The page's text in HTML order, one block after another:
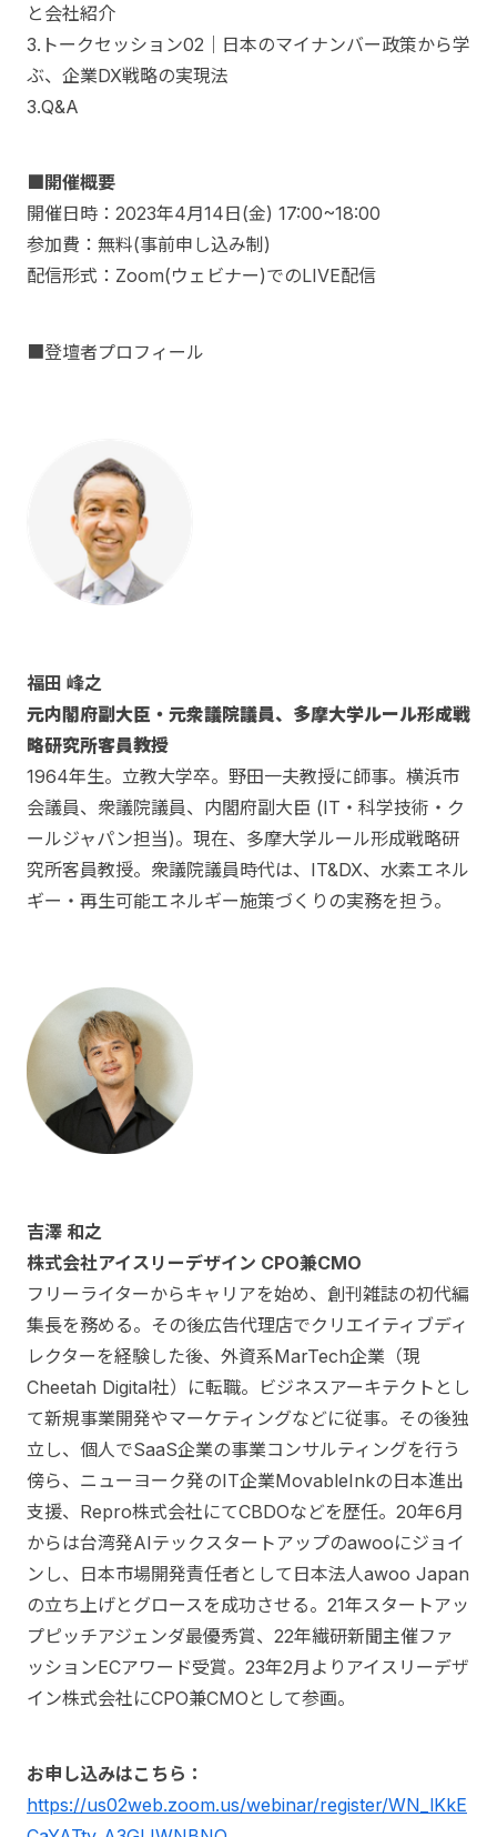
と会社紹介
3.トークセッション02｜日本のマイナンバー政策から学
ぶ、企業DX戦略の実現法
3.Q&A
■開催概要
開催日時：2023年4月14日(金) 17:00~18:00
参加費：無料(事前申し込み制)
配信形式：Zoom(ウェビナー)でのLIVE配信
■登壇者プロフィール
福田 峰之
元内閣府副大臣・元衆議院議員、多摩大学ルール形成戦
略研究所客員教授
1964年生。立教大学卒。野田一夫教授に師事。横浜市
会議員、衆議院議員、内閣府副大臣 (IT・科学技術・ク
ールジャパン担当)。現在、多摩大学ルール形成戦略研
究所客員教授。衆議院議員時代は、IT&DX、水素エネル
ギー・再生可能エネルギー施策づくりの実務を担う。
吉澤 和之
株式会社アイスリーデザイン CPO兼CMO
フリーライターからキャリアを始め、創刊雑誌の初代編
集長を務める。その後広告代理店でクリエイティブディ
レクターを経験した後、外資系MarTech企業（現
Cheetah Digital社）に転職。ビジネスアーキテクトとし
て新規事業開発やマーケティングなどに従事。その後独
立し、個人でSaaS企業の事業コンサルティングを行う
傍ら、ニューヨーク発のIT企業MovableInkの日本進出
支援、Repro株式会社にてCBDOなどを歴任。20年6月
からは台湾発AIテックスタートアップのawooにジョイ
ンし、日本市場開発責任者として日本法人awoo Japan
の立ち上げとグロースを成功させる。21年スタートアッ
プピッチアジェンダ最優秀賞、22年繊研新聞主催ファ
ッションECアワード受賞。23年2月よりアイスリーデザ
イン株式会社にCPO兼CMOとして参画。
お申し込みはこちら：
https://us02web.zoom.us/webinar/register/WN_lKkE